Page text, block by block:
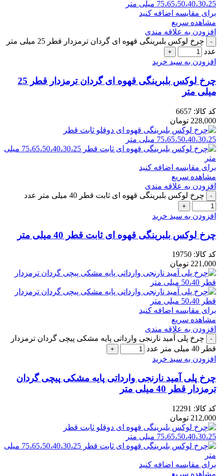
برای مقایسه اضافه کنید
مشاهده سریع
افزودن به علاقه مندی
چرخ لوکس بلبرینگی قهوه ای گردان ترمزدار قطر 25 میلی متر
عدد
افزودن به سبد خرید
چرخ لوکس بلبرینگی قهوه ای گردان ترمزدار قطر 25
میلی متر
کد کالا: 6657
228,000 تومان
برای مقایسه اضافه کنید
مشاهده سریع
افزودن به علاقه مندی
چرخ لوکس بلبرینگی قهوه ای ثابت قطر 40 میلی متر عدد
افزودن به سبد خرید
چرخ لوکس بلبرینگی قهوه ای ثابت قطر 40 میلی متر
کد کالا: 19750
221,000 تومان
برای مقایسه اضافه کنید
مشاهده سریع
افزودن به علاقه مندی
چرخ پلی آمید نارنجی وارداتی پایه مشکی پیچی گردان ترمزدار
قطر 40 میلی متر عدد
افزودن به سبد خرید
چرخ پلی آمید نارنجی وارداتی پایه مشکی پیچی گردان
ترمزدار قطر 40 میلی متر
کد کالا: 12291
212,000 تومان
برای مقایسه اضافه کنید
مشاهده سریع